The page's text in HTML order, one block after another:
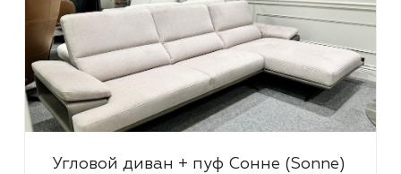
Угловой диван + пуф Сонне (Sonne)